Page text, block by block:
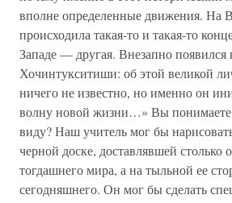
вполне определенные движения. На
происходила такая-то и такая-то
Западе — другая. Внезапно появился
Хочинтукситиши: об этой великой
ничего не известно, но именно он
волну новой жизни…» Вы
виду? Наш учитель мог бы
черной доске, доставлявшей столько
тогдашнего мира, а на тыльной ее
сегодняшнего. Он мог бы сделать